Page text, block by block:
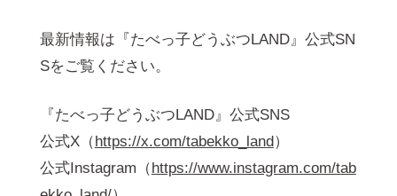
最新情報は『たべっ子どうぶつLAND』公式SN
Sをご覧ください。
『たべっ子どうぶつLAND』公式SNS
公式X（https://x.com/tabekko_land）
公式Instagram（https://www.instagram.com/tab